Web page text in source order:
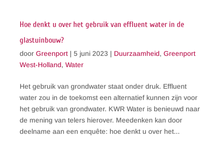
Hoe denkt u over het gebruik van effluent water in de
glastuinbouw?
doorGreenport |5 juni 2023 | Duurzaamheid,Greenport
West-Holland,Water
Het gebruik van grondwater staat onder druk. Effluent
water zou in de toekomst een alternatief kunnen zijn voor
het gebruik van grondwater. KWR Water is benieuwd naar
de mening van telers hierover. Meedenken kan door
deelname aan een enquête: hoe denkt u over het...